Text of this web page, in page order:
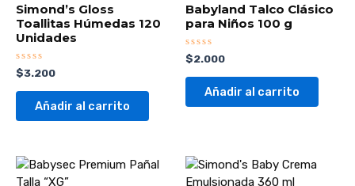
Simond’s Gloss
Toallitas Húmedas 120
Unidades
Valorado
con
0
$3.200
Añadir al carrito
Babyland Talco Clásico
para Niños 100 g
Valorado
con
0
$2.000
Añadir al carrito